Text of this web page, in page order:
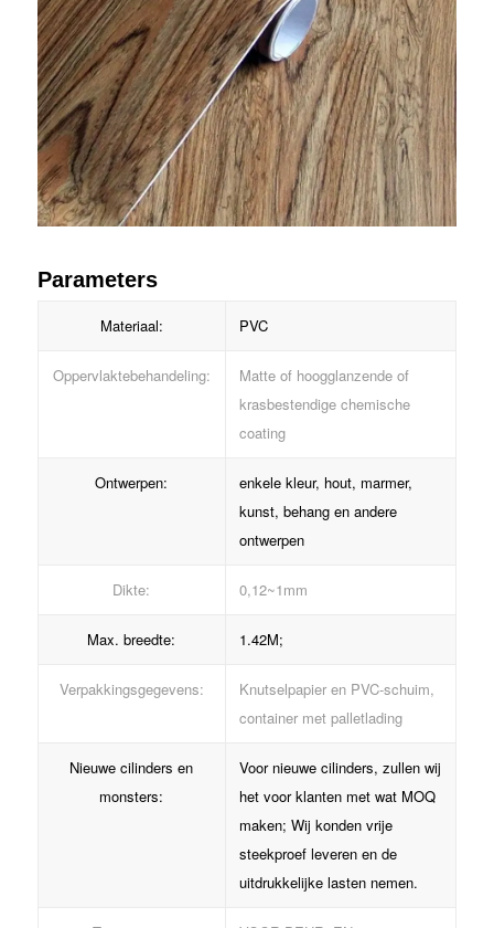
Parameters
Materiaal: PVC
Oppervlaktebehandeling:
Matte of hoogglanzende of
krasbestendige chemische
coating
Ontwerpen:
enkele kleur, hout, marmer,
kunst, behang en andere
ontwerpen
Dikte: 0,12~1mm
Max. breedte: 1.42M;
Verpakkingsgegevens:
Knutselpapier en PVC-schuim,
container met palletlading
Nieuwe cilinders en
monsters:
Voor nieuwe cilinders, zullen wij
het voor klanten met wat MOQ
maken; Wij konden vrije
steekproef leveren en de
uitdrukkelijke lasten nemen.